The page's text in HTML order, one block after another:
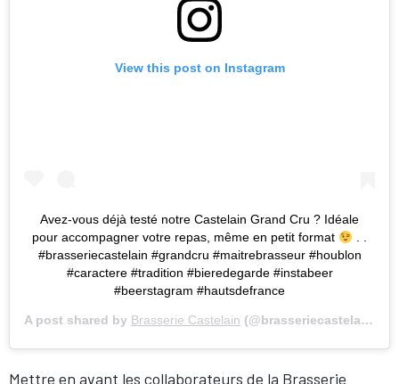
View this post on Instagram
Avez-vous déjà testé notre Castelain Grand Cru ? Idéale
pour accompagner votre repas, même en petit format
. .
#brasseriecastelain #grandcru #maitrebrasseur #houblon
#caractere #tradition #bieredegarde #instabeer
#beerstagram #hautsdefrance
A post shared by Brasserie Castelain (@brasseriecastelain) on
Mettre en avant les collaborateurs de la Brasserie